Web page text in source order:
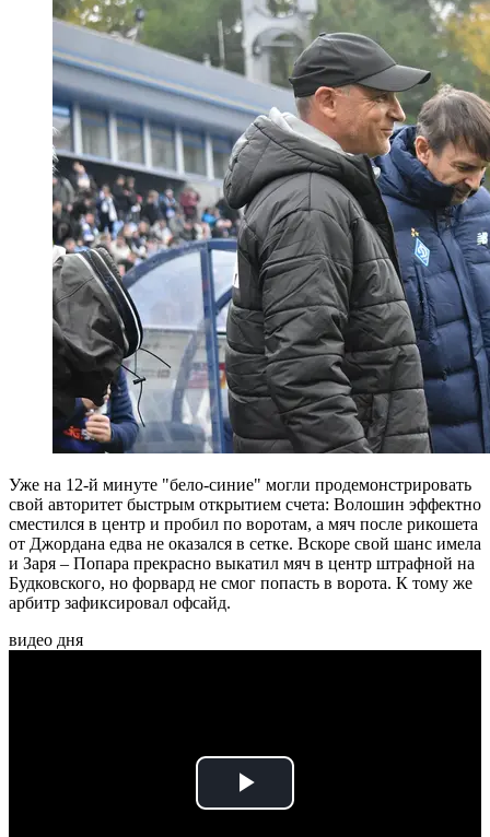
Уже на 12-й минуте "бело-синие" могли продемонстрировать
свой авторитет быстрым открытием счета: Волошин эффектно
сместился в центр и пробил по воротам, а мяч после рикошета
от Джордана едва не оказался в сетке. Вскоре свой шанс имела
и Заря – Попара прекрасно выкатил мяч в центр штрафной на
Будковского, но форвард не смог попасть в ворота. К тому же
арбитр зафиксировал офсайд.
видео дня
Play